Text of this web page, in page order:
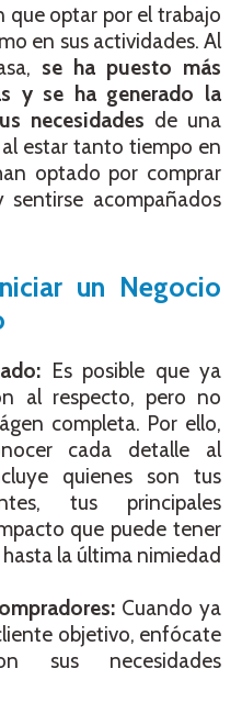
que optar por el trabajo
en sus actividades. Al
se ha puesto más
y se ha generado la
necesidades de una
estar tanto tiempo en
optado por comprar
acompañados
un Negocio
Es posible que ya
al respecto, pero no
completa. Por ello,
cada detalle al
quienes son tus
tus principales
que puede tener
la última nimiedad
Cuando ya
objetivo, enfócate
sus necesidades